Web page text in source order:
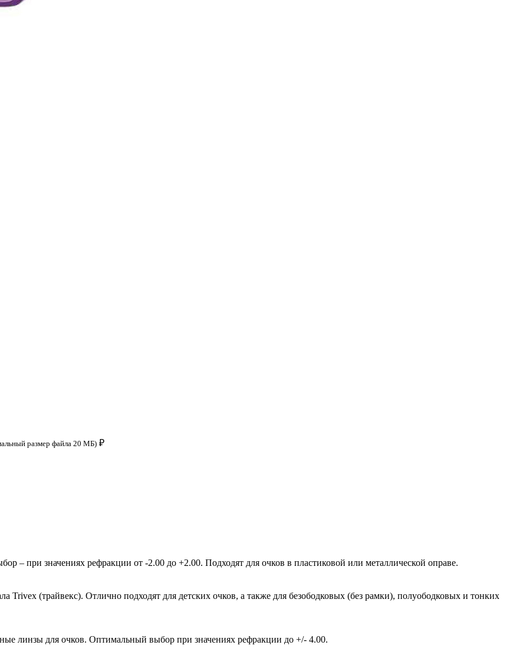
размер файла 20 МБ) ₽
– при значениях рефракции от -2.00 до +2.00. Подходят для очков в пластиковой или металлической оправе.
Trivex (трайвекс). Отлично подходят для детских очков, а также для безободковых (без рамки), полуободковых и тонких
линзы для очков. Оптимальный выбор при значениях рефракции до +/- 4.00.